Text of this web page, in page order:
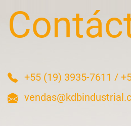
+55 (19) 3935-7611 /